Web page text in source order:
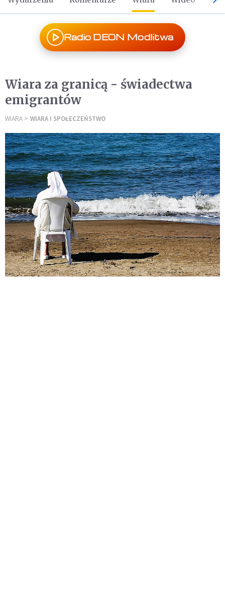
Radio DEON Modlitwa
Wiara za granicą - świadectwa
emigrantów
WIARA WIARA I SPOŁECZEŃSTWO